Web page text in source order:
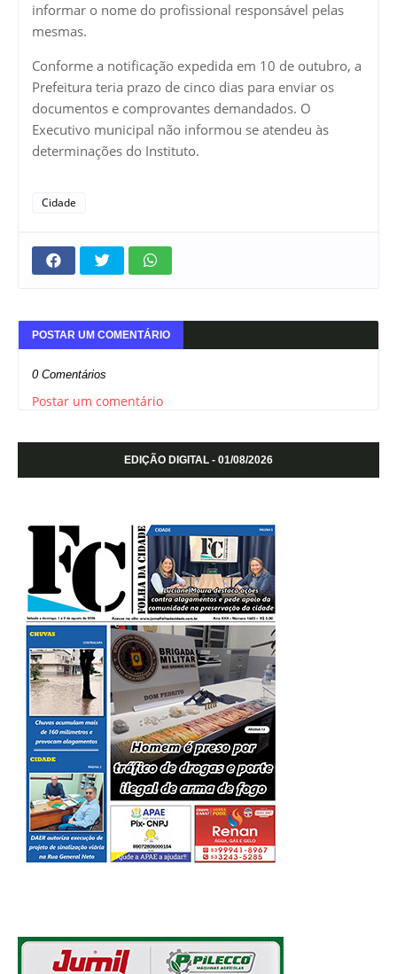
informar o nome do profissional responsável pelas
mesmas.
Conforme a notificação expedida em 10 de outubro, a
Prefeitura teria prazo de cinco dias para enviar os
documentos e comprovantes demandados. O
Executivo municipal não informou se atendeu às
determinações do Instituto.
Cidade
POSTAR UM COMENTÁRIO
0 Comentários
Postar um comentário
EDIÇÃO DIGITAL - 01/08/2026